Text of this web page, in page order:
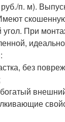
п. м).
При
без